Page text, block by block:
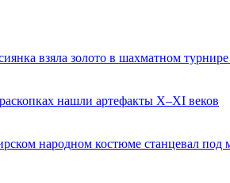
взяла золото в шахматном
нашли артефакты X–XI веков
народном костюме станцевал под